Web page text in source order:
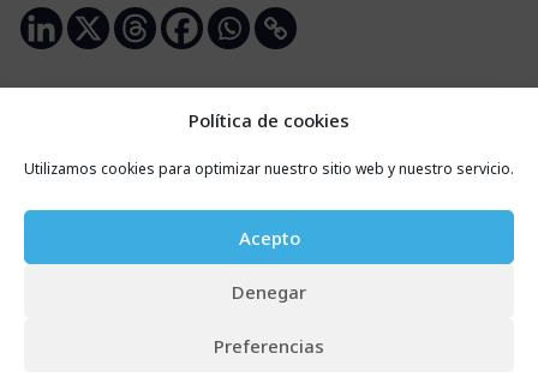
Política de cookies
Utilizamos cookies para optimizar nuestro sitio web y nuestro servicio.
Acepto
Denegar
Preferencias
Entrades recents
Com comprovar la signatura electrònica d’un document i que
Nova Llei de contractes de crèdit al consum: què exigeix i com